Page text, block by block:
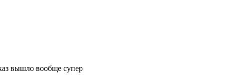
вышло вообще супер